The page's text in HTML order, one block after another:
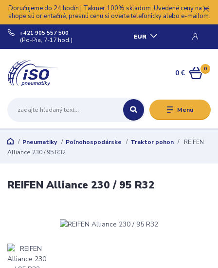
Doručujeme do 24 hodín | Takmer 100% skladom. Uvedené ceny na e-
shope sú orientačné, presnú cenu si overte telefonicky alebo e-mailom.
Menu
EUR
+421 905 557 500
(Po-Pia, 7-17 hod.)
0
0 €
Pneumatiky Poľnohospodárske Traktor pohon
REIFEN
Alliance 230 / 95 R32
REIFEN Alliance 230 / 95 R32